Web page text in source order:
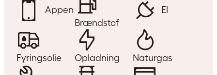
Appen
Brændstof
El
Fyringsolie Opladning Naturgas